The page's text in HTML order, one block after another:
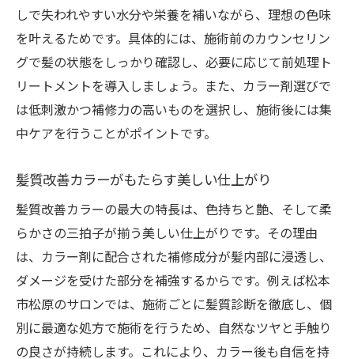
しで失われやすい水分や栄養を補いながら、理想の色味
を叶えるためです。具体的には、施術前のカウンセリン
グで髪の状態をしっかり確認し、必要に応じて前処理ト
リートメントを導入しましょう。また、カラー剤選びで
は低刺激かつ補修力の高いものを選択し、施術後には集
中ケアを行うことがポイントです。
髪質改善カラーがもたらす美しい仕上がり
髪質改善カラーの最大の特長は、色持ちと艶、そして柔
らかさの三拍子が揃う美しい仕上がりです。その理由
は、カラー剤に配合された補修成分が髪内部に浸透し、
ダメージを受けた部分を補強するからです。例えば松本
市松原のサロンでは、施術ごとに髪質診断を徹底し、個
別に最適な処方で施術を行うため、自然なツヤと手触り
の良さが持続します。これにより、カラー後も自信を持